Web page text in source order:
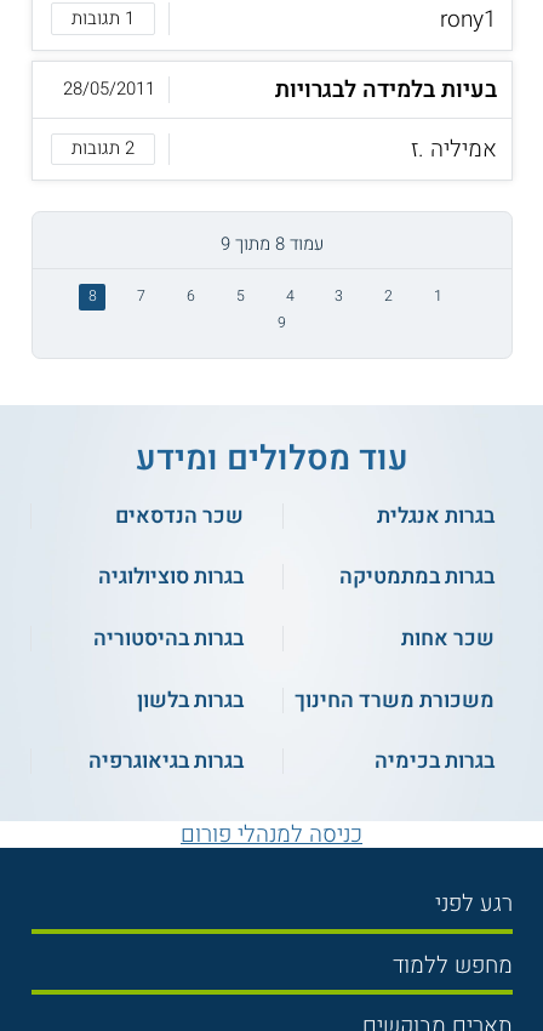
rony1
1 תגובות
בעיות בלמידה לבגרויות
אמיליה .ז
2 תגובות
28/05/2011
עמוד 8 מתוך 9
1
2
3
4
5
6
7
8
9
עוד מסלולים ומידע
בגרות אנגלית
שכר הנדסאים
בגרות במתמטיקה
בגרות סוציולוגיה
שכר אחות
בגרות בהיסטוריה
משכורת משרד החינוך
בגרות בלשון
בגרות בכימיה
בגרות בגיאוגרפיה
כניסה למנהלי פורום
רגע לפני
בחירת לימודים
תנאי קבלה
מחפש ללמוד
תואר ראשון